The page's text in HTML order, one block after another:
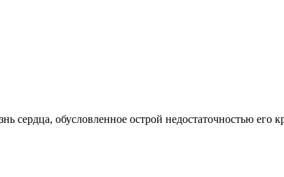
обусловленное острой недостаточностью его